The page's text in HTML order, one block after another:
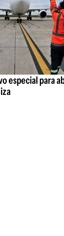
especial para